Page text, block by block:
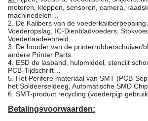
motoren, kleppen, sensoren, camera,
machinedelen…
2. De Kalibers van de
Voederopslag, IC-Dienbladvoeders,
Voederlaadeenheid,
3. De houder van de printerrubberschuiver/
andere Printer Parts.
4. ESD de lasband, hulpmiddel, stencilt
PCB-Tijdschrift…
5. Het Perifere materiaal van SMT (PCB-
het Soldeerseldeeg, Automatische SMD
6. SMT-product recycling (voederpijp
Betalingsvoorwaarden: